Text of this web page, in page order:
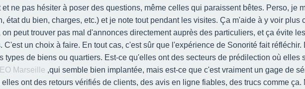
ne pas hésiter à poser des questions, même celles qui paraissent bêtes. Perso, je
état du bien, charges, etc.) et je note tout pendant les visites. Ça m'aide à y voir
peut trouver pas mal d'annonces directement auprès des particuliers, et ça évite
C'est un choix à faire. En tout cas, c'est sûr que l'expérience de Sonorité fait
types de biens ou quartiers. Est-ce qu'elles ont des secteurs de prédilection où elles
Marseille ,qui semble bien implantée, mais est-ce que c'est vraiment un gage de
ont des retours vérifiés de clients, des avis en ligne fiables, des trucs comme